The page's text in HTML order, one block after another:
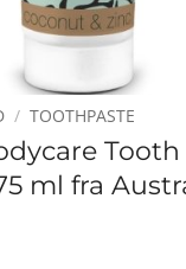
/ TOOTHPASTE
Tooth
ml fra